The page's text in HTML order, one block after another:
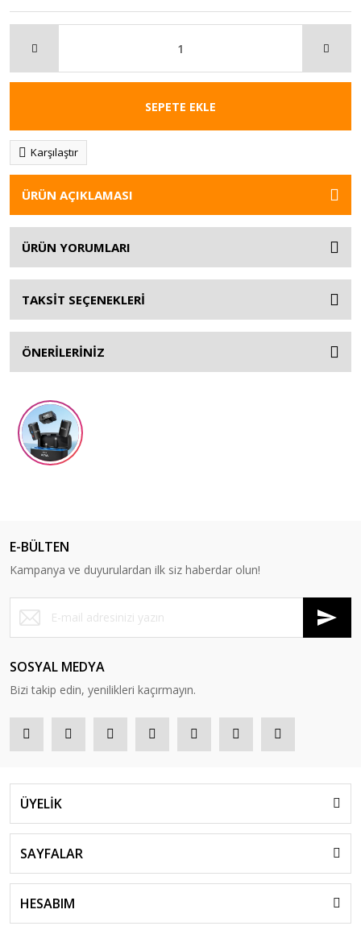
SEPETE EKLE
Karşılaştır
ÜRÜN AÇIKLAMASI
ÜRÜN YORUMLARI
TAKSİT SEÇENEKLERİ
ÖNERİLERİNİZ
E-BÜLTEN
Kampanya ve duyurulardan ilk siz haberdar olun!
SOSYAL MEDYA
Bizi takip edin, yenilikleri kaçırmayın.
ÜYELİK
SAYFALAR
HESABIM